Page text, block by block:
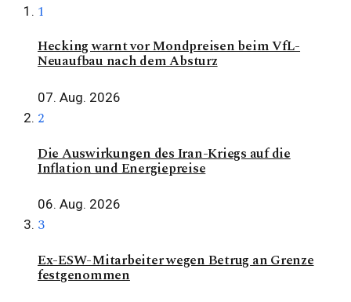
1
Hecking warnt vor Mondpreisen beim VfL-
Neuaufbau nach dem Absturz
07. Aug. 2026
2
Die Auswirkungen des Iran-Kriegs auf die
Inflation und Energiepreise
06. Aug. 2026
3
Ex-ESW-Mitarbeiter wegen Betrug an Grenze
festgenommen